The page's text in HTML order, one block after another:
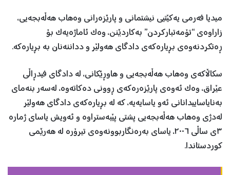
میدیا فەرمی یەکێتیی نیشتمانی و پارێزەرانی وەهاب هەڵەبجەیی،
زاراوەی “تۆمەتبارکردن” بەکاردێنن، وەک ئاماژەیەک بۆ
ڕەتکردنەوەی بڕیارەکەی دادگای هەولێر و دداننەنان بە بڕیارەکە.
سکاڵاکەی وەهاب هەڵەبجەیی و هاوڕێکانی، لە دادگای فیدڕاڵی
عێراق، وەک ئەوەی پارێزەرەکەی ڕوونی دەکاتەوە، لەسەر بنەمای
بەنایاساییدانانی ئەو یاسایەیە، کە لە بڕیارەکەی دادگای هەولێر
لەدژی وەهاب هەڵەبجەیی پشتی پێبەستراوە و ئەویش یاسای ژمارە
٣ی ساڵی ٢٠٠٦، یاسای بەرەنگاربوونەوەی تیرۆرە لە هەرێمی
کوردستاندا.